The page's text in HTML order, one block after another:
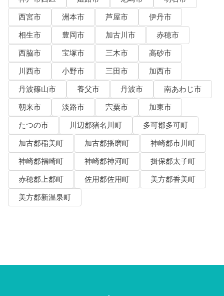
西宮市
洲本市 芦屋市
伊丹市
相生市
豊岡市 加古川市
赤穂市
西脇市
宝塚市 三木市
高砂市
川西市
小野市 三田市
加西市
丹波篠山市
養父市 丹波市
南あわじ市
朝来市
淡路市 宍粟市
加東市
たつの市
川辺郡猪名川町
多可郡多可町
加古郡稲美町
加古郡播磨町
神崎郡市川町
神崎郡福崎町
神崎郡神河町
揖保郡太子町
赤穂郡上郡町
佐用郡佐用町
美方郡香美町
美方郡新温泉町